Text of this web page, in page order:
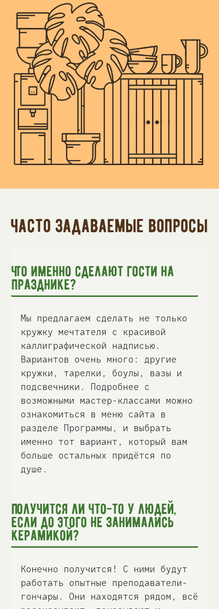
часто задаваемые вопросы
Что именно сделают гости на
празднике?
Мы предлагаем сделать не только
кружку мечтателя с красивой
каллиграфической надписью.
Вариантов очень много: другие
кружки, тарелки, боулы, вазы и
подсвечники. Подробнее с
возможными мастер-классами можно
ознакомиться в меню сайта в
разделе Программы, и выбрать
именно тот вариант, который вам
больше остальных придётся по
душе.
Получится ли что-то у людей,
если до этого не занимались
керамикой?
Конечно получится! С ними будут
работать опытные преподаватели-
гончары. Они находятся рядом, всё